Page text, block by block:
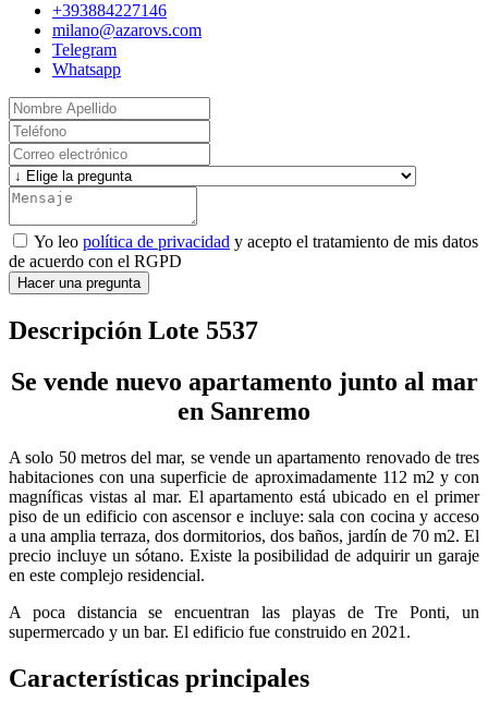
+393884227146
milano@azarovs.com
Telegram
Whatsapp
Yo leo política de privacidad y acepto el tratamiento de mis datos
de acuerdo con el RGPD
Hacer una pregunta
Descripción Lote 5537
Se vende nuevo apartamento junto al mar
en Sanremo
A solo 50 metros del mar, se vende un apartamento renovado de tres
habitaciones con una superficie de aproximadamente 112 m2 y con
magníficas vistas al mar. El apartamento está ubicado en el primer
piso de un edificio con ascensor e incluye: sala con cocina y acceso
a una amplia terraza, dos dormitorios, dos baños, jardín de 70 m2. El
precio incluye un sótano. Existe la posibilidad de adquirir un garaje
en este complejo residencial.
A poca distancia se encuentran las playas de Tre Ponti, un
supermercado y un bar. El edificio fue construido en 2021.
Características principales